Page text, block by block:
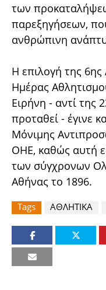
των
παρεξηγήσεων,
ανθρώπινη
Η επιλογή της
Ημέρας
Ειρήνη - αντί της
προταθεί - έγινε
Μόνιμης
ΟΗΕ, καθώς αυτή
των σύγχρονων
Αθήνας το 1896.
Tags ΑΘΛΗΤΙΚΑ